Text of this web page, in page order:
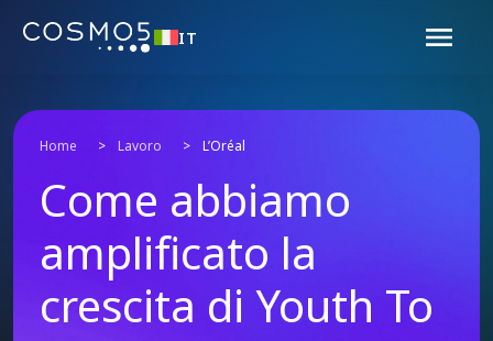
IT
Home > Lavoro > L’Oréal
Come abbiamo
amplificato la
crescita di Youth To